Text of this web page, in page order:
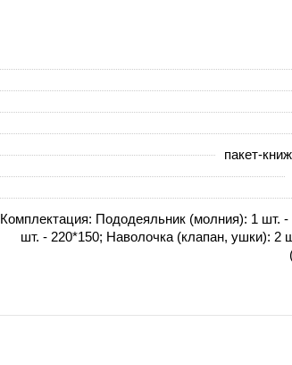
пакет-
Комплектация: Пододеяльник (молния): 1 шт.
шт. - 220*150; Наволочка (клапан, ушки): 2